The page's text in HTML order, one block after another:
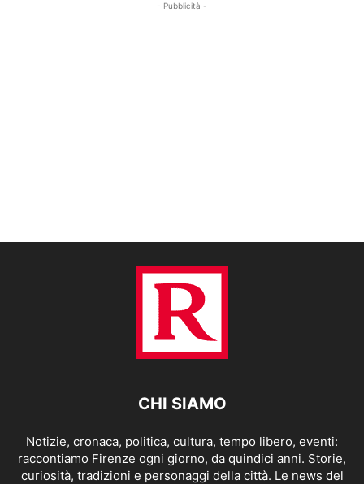
- Pubblicità -
CHI SIAMO
Notizie, cronaca, politica, cultura, tempo libero, eventi:
raccontiamo Firenze ogni giorno, da quindici anni. Storie,
curiosità, tradizioni e personaggi della città. Le news del